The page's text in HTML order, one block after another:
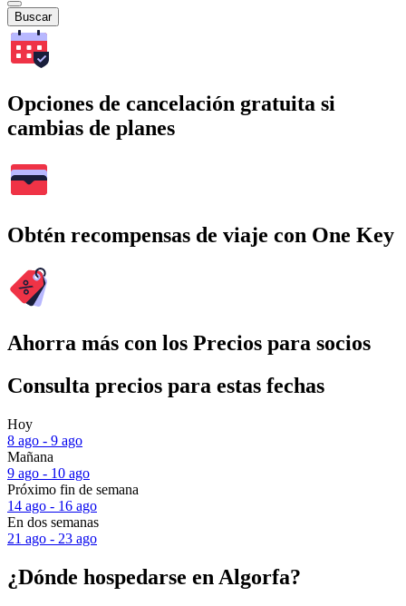
Buscar
Opciones de cancelación gratuita si
cambias de planes
Obtén recompensas de viaje con One Key
Ahorra más con los Precios para socios
Consulta precios para estas fechas
Hoy
8 ago - 9 ago
Mañana
9 ago - 10 ago
Próximo fin de semana
14 ago - 16 ago
En dos semanas
21 ago - 23 ago
¿Dónde hospedarse en Algorfa?